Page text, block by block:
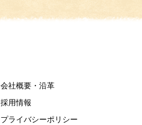
会社概要・沿革
採用情報
プライバシーポリシー